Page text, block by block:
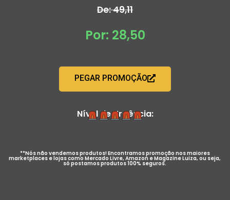
De: 49,11
Por: 28,50
PEGAR PROMOÇÃO
Nível de Urgência:
**Nós não vendemos produtos! Encontramos promoção nos maiores
marketplaces e lojas como Mercado Livre, Amazon e Magazine Luiza, ou seja,
só postamos produtos 100% seguros.